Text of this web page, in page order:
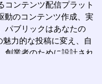
コンテンツ配信プラット
動のコンテンツ作成、実
パブリックはあなたの
力的な投稿に変え、自
創業者のために設計され
あなたの独自の声を増
エンスを惹きつけること